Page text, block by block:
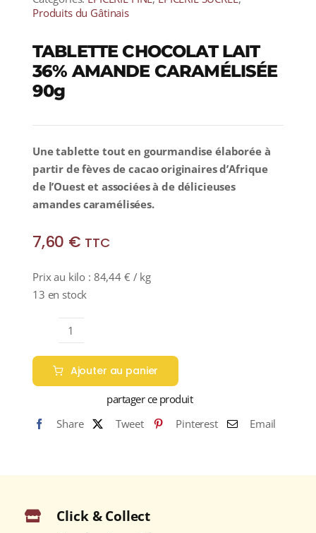
Produits du Gâtinais
TABLETTE CHOCOLAT LAIT
36% AMANDE CARAMÉLISÉE
90g
Une tablette tout en gourmandise élaborée à
partir de fèves de cacao originaires d’Afrique
de l’Ouest et associées à de délicieuses
amandes caramélisées.
7,60 € TTC
Prix au kilo : 84,44 € / kg
13 en stock
quantité
de
TABLETTE
CHOCOLAT
36%
90g
Ajouter au panier
partager ce produit
Share
Tweet Pinterest Email
Click & Collect